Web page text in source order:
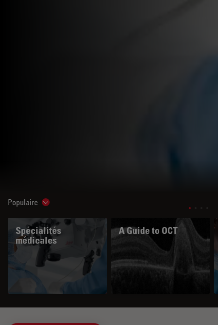
Populaire Show subnavigation
Spécialités
médicales
A Guide to OCT